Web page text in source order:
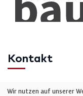
Kontakt
Telefon: +49 (0)711
Wir nutzen auf unserer